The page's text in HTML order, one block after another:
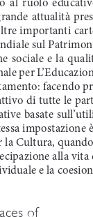
attualità
importanti
sul
sociale  e  la
per
facendo
di tutte le
basate
impostazione
Cultura, quando
alla
e la
of